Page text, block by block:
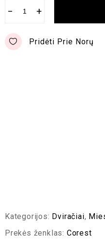
− +
Pridėti Prie Norų
Kategorijos: Dviračiai,
Prekės ženklas: Corest